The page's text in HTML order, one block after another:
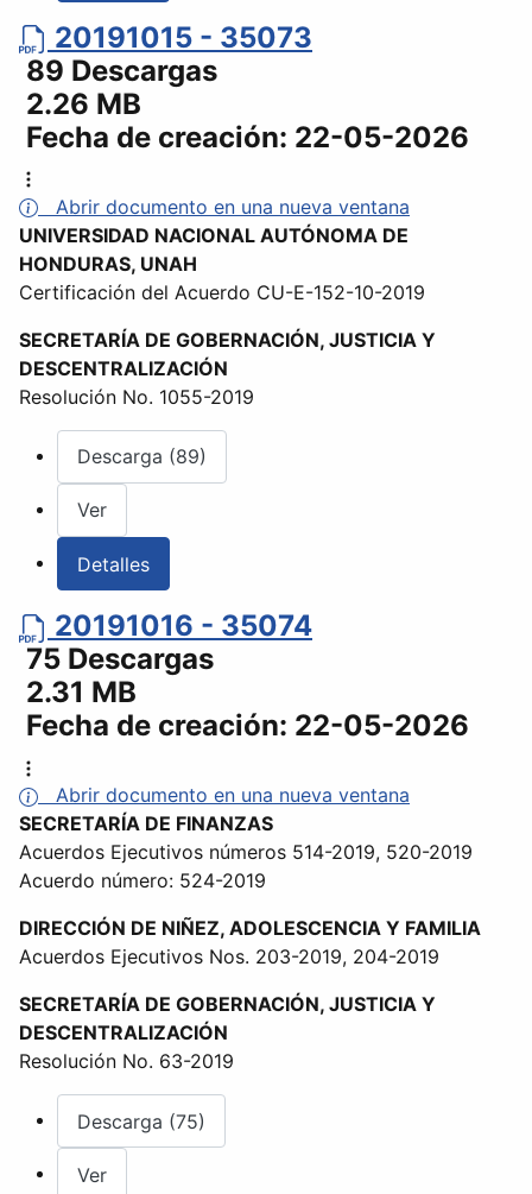
20191015 - 35073
89 Descargas
2.26 MB
Fecha de creación: 22-05-2026
Abrir documento en una nueva ventana
UNIVERSIDAD NACIONAL AUTÓNOMA DE
HONDURAS, UNAH
Certificación del Acuerdo CU-E-152-10-2019
SECRETARÍA DE GOBERNACIÓN, JUSTICIA Y
DESCENTRALIZACIÓN
Resolución No. 1055-2019
Descarga (89)
Ver
Detalles
20191016 - 35074
75 Descargas
2.31 MB
Fecha de creación: 22-05-2026
Abrir documento en una nueva ventana
SECRETARÍA DE FINANZAS
Acuerdos Ejecutivos números 514-2019, 520-2019
Acuerdo número: 524-2019
DIRECCIÓN DE NIÑEZ, ADOLESCENCIA Y FAMILIA
Acuerdos Ejecutivos Nos. 203-2019, 204-2019
SECRETARÍA DE GOBERNACIÓN, JUSTICIA Y
DESCENTRALIZACIÓN
Resolución No. 63-2019
Descarga (75)
Ver